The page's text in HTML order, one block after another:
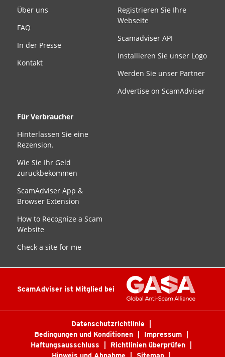
Für Verbraucher
Hinterlassen Sie eine
Rezension.
Wie Sie Ihr Geld
zurückbekommen
ScamAdviser App &
Browser Extension
How to Recognize a Scam
Website
Check a site for me
Registrieren Sie Ihre
Webseite
Scamadviser API
Installieren Sie unser Logo
Werden Sie unser Partner
Advertise on ScamAdviser
Über uns
FAQ
In der Presse
Kontakt
Datenschutzrichtlinie
Bedingungen und Konditionen
Impressum
Haftungsausschluss
Richtlinien überprüfen
ScamAdviser ist Mitglied bei